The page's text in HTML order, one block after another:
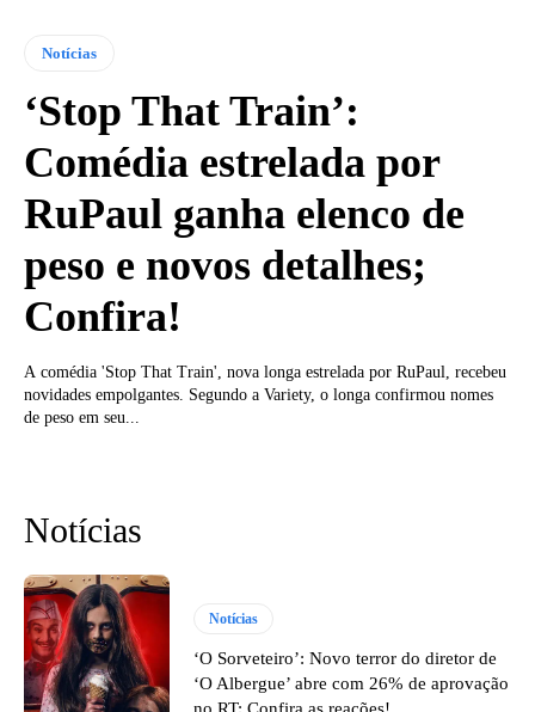
Notícias
‘Stop That Train’:
Comédia estrelada por
RuPaul ganha elenco de
peso e novos detalhes;
Confira!
A comédia 'Stop That Train', nova longa estrelada por RuPaul, recebeu
novidades empolgantes. Segundo a Variety, o longa confirmou nomes
de peso em seu...
Notícias
Notícias
‘O Sorveteiro’: Novo terror do diretor de
‘O Albergue’ abre com 26% de aprovação